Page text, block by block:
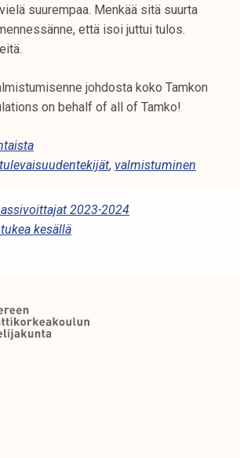
suurempaa. Menkää sitä suurta
että isoi juttui tulos.
johdosta koko Tamkon
on behalf of all of Tamko!
tulevaisuudentekijät, valmistuminen
2023-2024
kesällä